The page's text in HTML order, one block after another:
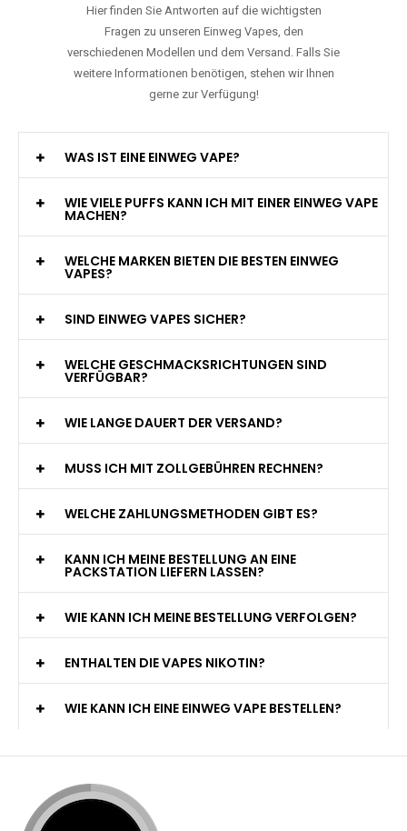
Hier finden Sie Antworten auf die wichtigsten
Fragen zu unseren Einweg Vapes, den
verschiedenen Modellen und dem Versand. Falls Sie
weitere Informationen benötigen, stehen wir Ihnen
gerne zur Verfügung!
WAS IST EINE EINWEG VAPE?
WIE VIELE PUFFS KANN ICH MIT EINER EINWEG VAPE
MACHEN?
WELCHE MARKEN BIETEN DIE BESTEN EINWEG
VAPES?
SIND EINWEG VAPES SICHER?
WELCHE GESCHMACKSRICHTUNGEN SIND
VERFÜGBAR?
WIE LANGE DAUERT DER VERSAND?
MUSS ICH MIT ZOLLGEBÜHREN RECHNEN?
WELCHE ZAHLUNGSMETHODEN GIBT ES?
KANN ICH MEINE BESTELLUNG AN EINE
PACKSTATION LIEFERN LASSEN?
WIE KANN ICH MEINE BESTELLUNG VERFOLGEN?
ENTHALTEN DIE VAPES NIKOTIN?
WIE KANN ICH EINE EINWEG VAPE BESTELLEN?